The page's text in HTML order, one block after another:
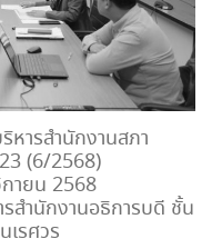
หารสำนักงานสภา
(6/2568)
ายน 2568
สำนักงานอธิการบดี ชั้น
เรศวร